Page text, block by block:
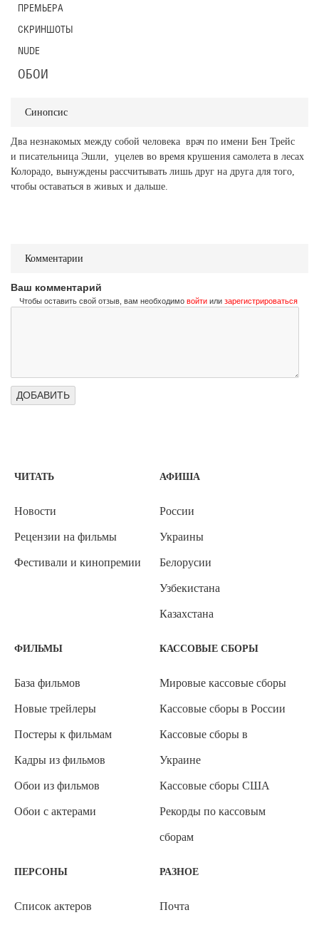
Синопсис
Два незнакомых между собой человека  врач по имени Бен Трейс
и писательница Эшли,  уцелев во время крушения самолета в лесах
Колорадо, вынуждены рассчитывать лишь друг на друга для того,
чтобы оставаться в живых и дальше.
Комментарии
Ваш комментарий
Чтобы оставить свой отзыв, вам необходимо войти или зарегистрироваться
ПРЕМЬЕРА
СКРИНШОТЫ
NUDE
ОБОИ
ЧИТАТЬ
Новости
Рецензии на фильмы
Фестивали и кинопремии
АФИША
России
Украины
Белорусии
Узбекистана
Казахстана
ФИЛЬМЫ
База фильмов
Новые трейлеры
Постеры к фильмам
Кадры из фильмов
Обои из фильмов
Обои с актерами
КАССОВЫЕ СБОРЫ
Мировые кассовые сборы
Кассовые сборы в России
Кассовые сборы в
Украине
Кассовые сборы США
Рекорды по кассовым
сборам
ПЕРСОНЫ
Список актеров
РАЗНОЕ
Почта